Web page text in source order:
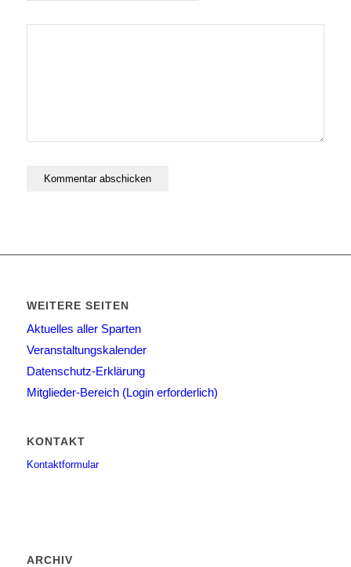
WEITERE SEITEN
Aktuelles aller Sparten
Veranstaltungskalender
Datenschutz-Erklärung
Mitglieder-Bereich (Login erforderlich)
KONTAKT
Kontaktformular
ARCHIV